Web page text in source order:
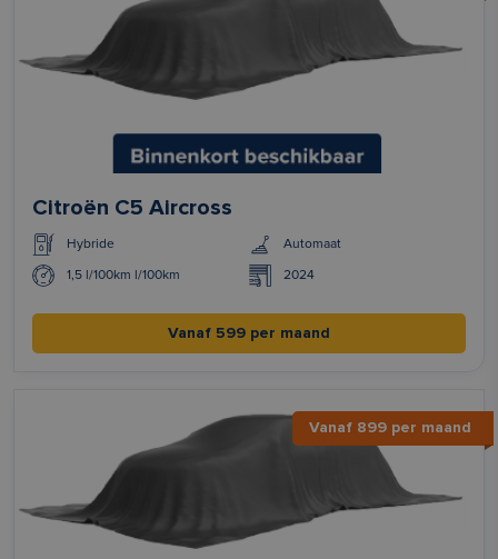
Citroën C5 Aircross
Hybride Automaat
1,5 l/100km l/100km 2024
Vanaf 599 per maand
Vanaf 899 per maand